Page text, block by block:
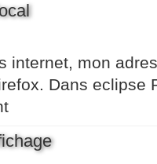
internet, mon
Dans eclipse